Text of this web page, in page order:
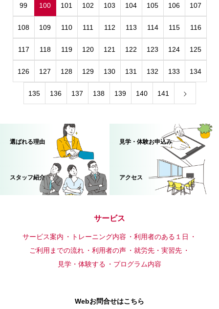
99 100 101 102 103 104 105 106 107
108 109 110 111 112 113 114 115 116
117 118 119 120 121 122 123 124 125
126 127 128 129 130 131 132 133 134
135 136 137 138 139 140 141
選ばれる理由 見学・体験お申込み
スタッフ紹介 アクセス
サービス
サービス案内 トレーニング内容
利用者のある１日
ご利用までの流れ
利用者の声
就労先・実習先
見学・体験する
プログラム内容
Webお問合せはこちら